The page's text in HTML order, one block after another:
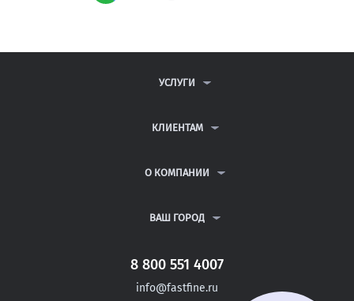
УСЛУГИ
ДИПЛОМНЫЕ РАБОТЫ
РЕФЕРАТЫ
КЛИЕНТАМ
ВОПРОСЫ И ОТВЕТЫ
ПОЛИТИКА КОНФИДЕНЦИАЛЬНОСТИ
О КОМПАНИИ
КОНТАКТЫ
ВАШ ГОРОД
САНКТ-ПЕТЕРБУРГ
ДОНЕЦК
8 800 551 4007
info@fastfine.ru